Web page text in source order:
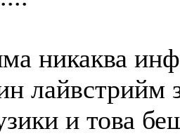
никаква
лайвстрийм
и това